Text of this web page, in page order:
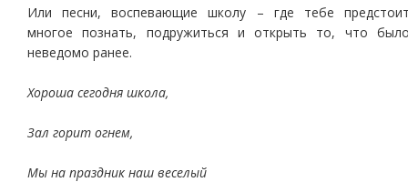
Или песни, воспевающие школу – где тебе
многое познать, подружиться и открыть то, что
неведомо ранее.
Хороша сегодня школа,
Зал горит огнем,
Мы на праздник наш веселый